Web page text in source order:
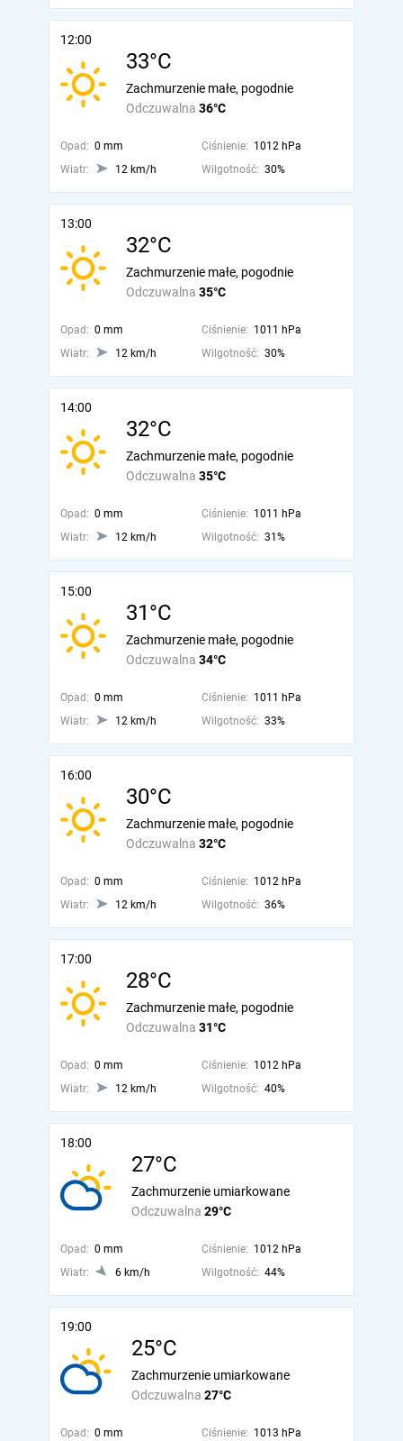
12:00
33°C
Odczuwalna 36°C
Zachmurzenie małe, pogodnie
Opad: 0 mm Ciśnienie: 1012 hPa
Wiatr:
12 km/h Wilgotność: 30%
13:00
32°C
Odczuwalna 35°C
Zachmurzenie małe, pogodnie
Opad: 0 mm Ciśnienie: 1011 hPa
Wiatr:
12 km/h Wilgotność: 30%
14:00
32°C
Odczuwalna 35°C
Zachmurzenie małe, pogodnie
Opad: 0 mm Ciśnienie: 1011 hPa
Wiatr:
12 km/h Wilgotność: 31%
15:00
31°C
Odczuwalna 34°C
Zachmurzenie małe, pogodnie
Opad: 0 mm Ciśnienie: 1011 hPa
Wiatr:
12 km/h Wilgotność: 33%
16:00
30°C
Odczuwalna 32°C
Zachmurzenie małe, pogodnie
Opad: 0 mm Ciśnienie: 1012 hPa
Wiatr:
12 km/h Wilgotność: 36%
17:00
28°C
Odczuwalna 31°C
Zachmurzenie małe, pogodnie
Opad: 0 mm Ciśnienie: 1012 hPa
Wiatr:
12 km/h Wilgotność: 40%
18:00
27°C
Odczuwalna 29°C
Zachmurzenie umiarkowane
Opad: 0 mm Ciśnienie: 1012 hPa
Wiatr:
6 km/h Wilgotność: 44%
19:00
25°C
Odczuwalna 27°C
Zachmurzenie umiarkowane
Opad: 0 mm Ciśnienie: 1013 hPa